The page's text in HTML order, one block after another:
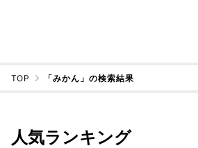
TOP 「みかん」の検索結果
人気ランキング